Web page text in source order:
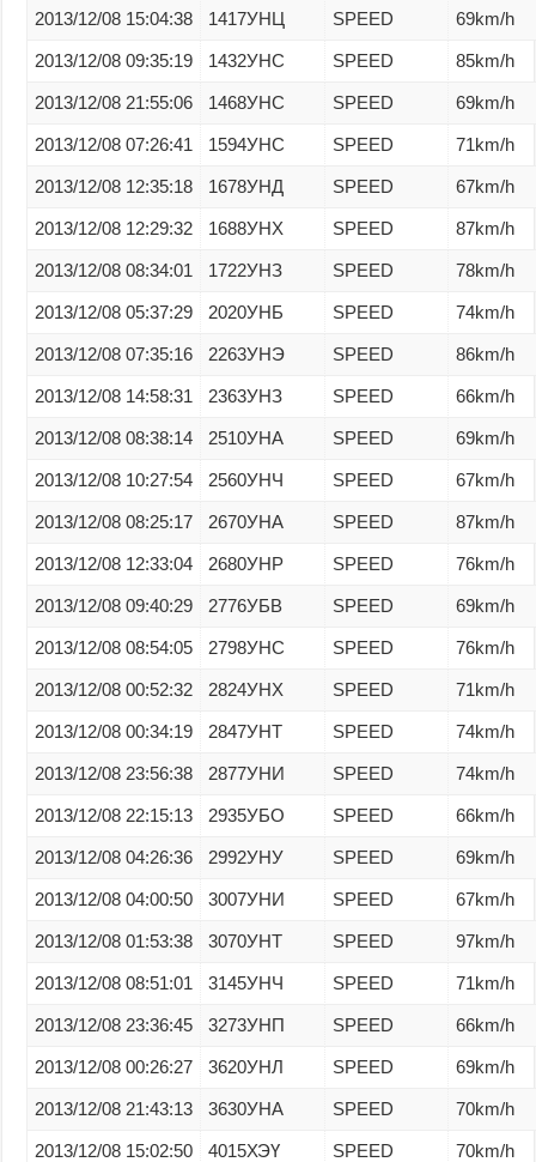
2013/12/08 15:04:38 1417УНЦ SPEED 69km/h
2013/12/08 09:35:19 1432УНС SPEED 85km/h
2013/12/08 21:55:06 1468УНС SPEED 69km/h
2013/12/08 07:26:41 1594УНС SPEED 71km/h
2013/12/08 12:35:18 1678УНД SPEED 67km/h
2013/12/08 12:29:32 1688УНХ SPEED 87km/h
2013/12/08 08:34:01 1722УНЗ SPEED 78km/h
2013/12/08 05:37:29 2020УНБ SPEED 74km/h
2013/12/08 07:35:16 2263УНЭ SPEED 86km/h
2013/12/08 14:58:31 2363УНЗ SPEED 66km/h
2013/12/08 08:38:14 2510УНА SPEED 69km/h
2013/12/08 10:27:54 2560УНЧ SPEED 67km/h
2013/12/08 08:25:17 2670УНА SPEED 87km/h
2013/12/08 12:33:04 2680УНР SPEED 76km/h
2013/12/08 09:40:29 2776УБВ SPEED 69km/h
2013/12/08 08:54:05 2798УНС SPEED 76km/h
2013/12/08 00:52:32 2824УНХ SPEED 71km/h
2013/12/08 00:34:19 2847УНТ SPEED 74km/h
2013/12/08 23:56:38 2877УНИ SPEED 74km/h
2013/12/08 22:15:13 2935УБО SPEED 66km/h
2013/12/08 04:26:36 2992УНУ SPEED 69km/h
2013/12/08 04:00:50 3007УНИ SPEED 67km/h
2013/12/08 01:53:38 3070УНТ SPEED 97km/h
2013/12/08 08:51:01 3145УНЧ SPEED 71km/h
2013/12/08 23:36:45 3273УНП SPEED 66km/h
2013/12/08 00:26:27 3620УНЛ SPEED 69km/h
2013/12/08 21:43:13 3630УНА SPEED 70km/h
2013/12/08 15:02:50 4015ХЭҮ SPEED 70km/h